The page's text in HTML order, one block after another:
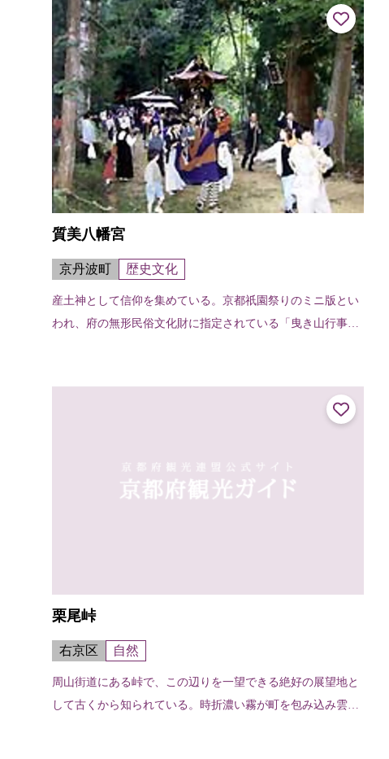
質美八幡宮
京丹波町 歴史文化
産土神として信仰を集めている。京都祇園祭りのミニ版とい
われ、府の無形民俗文化財に指定されている「曳き山行事」
栗尾峠
右京区 自然
周山街道にある峠で、この辺りを一望できる絶好の展望地と
して古くから知られている。時折濃い霧が町を包み込み雲海